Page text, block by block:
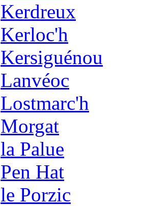
Kerdreux
Kerloc'h
Kersiguénou
Lanvéoc
Lostmarc'h
Morgat
la Palue
Pen Hat
le Porzic